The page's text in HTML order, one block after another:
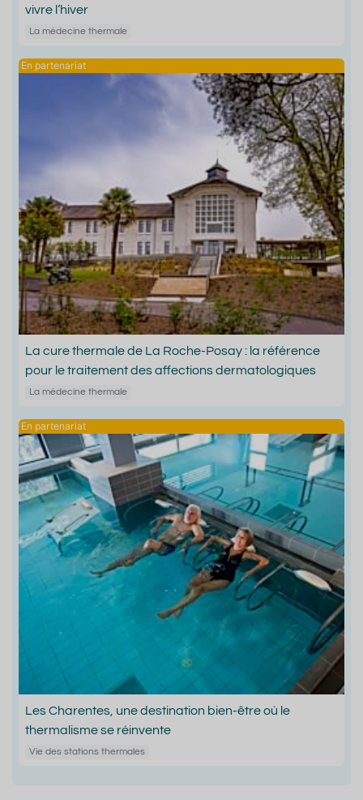
vivre l’hiver
La médecine thermale
La cure thermale de La Roche-Posay : la référence
pour le traitement des affections dermatologiques
La médecine thermale
Les Charentes, une destination bien-être où le
thermalisme se réinvente
Vie des stations thermales